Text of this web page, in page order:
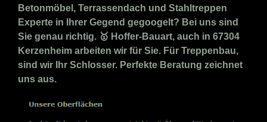
Betonmöbel, Terrassendach und Stahltreppen
Experte in Ihrer Gegend gegoogelt? Bei uns sind
Sie genau richtig. 🥇 Hoffer-Bauart, auch in 67304
Kerzenheim arbeiten wir für Sie. Für Treppenbau,
sind wir Ihr Schlosser. Perfekte Beratung zeichnet
uns aus.